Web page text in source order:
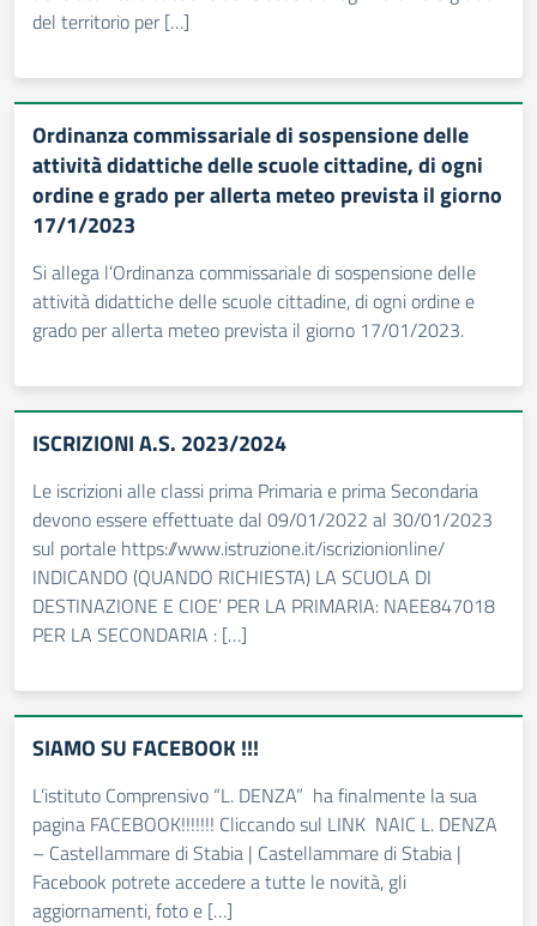
del territorio per […]
Ordinanza commissariale di sospensione delle
attività didattiche delle scuole cittadine, di ogni
ordine e grado per allerta meteo prevista il giorno
17/1/2023
Si allega l’Ordinanza commissariale di sospensione delle
attività didattiche delle scuole cittadine, di ogni ordine e
grado per allerta meteo prevista il giorno 17/01/2023.
ISCRIZIONI A.S. 2023/2024
Le iscrizioni alle classi prima Primaria e prima Secondaria
devono essere effettuate dal 09/01/2022 al 30/01/2023
sul portale https://www.istruzione.it/iscrizionionline/
INDICANDO (QUANDO RICHIESTA) LA SCUOLA DI
DESTINAZIONE E CIOE’ PER LA PRIMARIA: NAEE847018
PER LA SECONDARIA : […]
SIAMO SU FACEBOOK !!!
L’istituto Comprensivo “L. DENZA” ha finalmente la sua
pagina FACEBOOK!!!!!!! Cliccando sul LINK NAIC L. DENZA
– Castellammare di Stabia | Castellammare di Stabia |
Facebook potrete accedere a tutte le novità, gli
aggiornamenti, foto e […]